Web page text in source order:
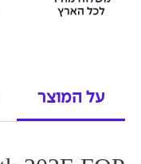
על המוצר